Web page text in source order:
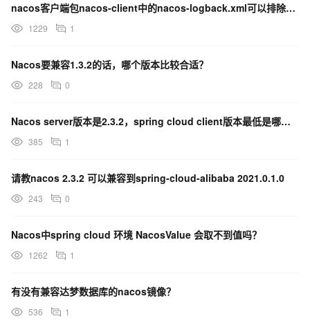
nacos客户端包nacos-client中的nacos-logback.xml可以排除吗？
1229 1
Nacos要兼容1.3.2的话，哪个版本比较合适？
228 0
Nacos server版本是2.3.2，spring cloud client版本最低是哪个版本？
385 1
请教nacos 2.3.2 可以兼容到spring-cloud-alibaba 2021.0.1.0
243 0
Nacos中spring cloud 环境 NacosValue 会取不到值吗？
1262 1
有没有兼容达梦数据库的nacos镜像？
536 1